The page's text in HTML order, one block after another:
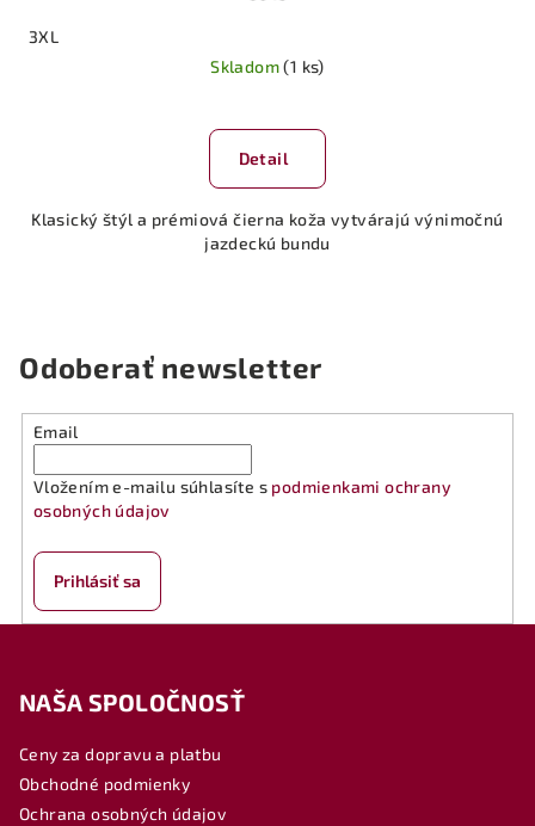
3XL
Skladom(1 ks)
Detail
Klasický štýl a prémiová čierna koža vytvárajú výnimočnú
jazdeckú bundu
Odoberať newsletter
Email
Vložením e-mailu súhlasíte s podmienkami ochrany
osobných údajov
Prihlásiť sa
NAŠA SPOLOČNOSŤ
Ceny za dopravu a platbu
Obchodné podmienky
Ochrana osobných údajov